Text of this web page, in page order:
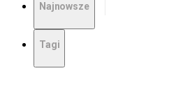
Najnowsze
Tagi